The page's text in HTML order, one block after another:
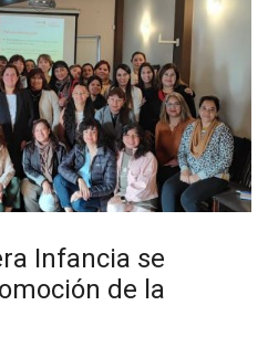
Infancia se
de la